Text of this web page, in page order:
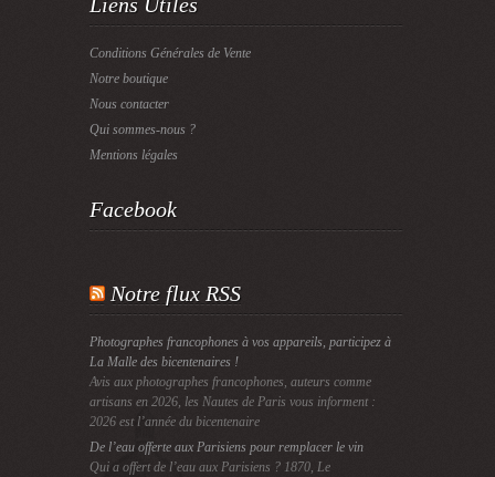
Conditions Générales de Vente
Notre boutique
Nous contacter
Qui sommes-nous ?
Mentions légales
Facebook
Notre flux RSS
Photographes francophones à vos appareils, participez à
La Malle des bicentenaires !
Avis aux photographes francophones, auteurs comme
artisans en 2026, les Nautes de Paris vous informent :
2026 est l’année du bicentenaire
De l’eau offerte aux Parisiens pour remplacer le vin
Qui a offert de l’eau aux Parisiens ? 1870, Le